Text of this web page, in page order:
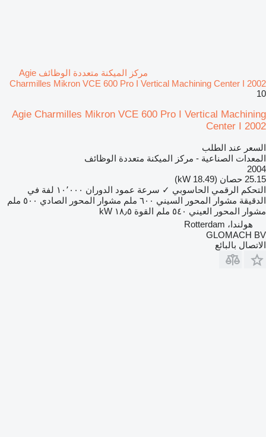
مركز الميكنة متعددة الوظائف Agie
Charmilles Mikron VCE 600 Pro I Vertical Machining Center I 2002
10
Agie Charmilles Mikron VCE 600 Pro I Vertical Machining
Center I 2002
السعر عند الطلب
المعدات الصناعية - مركز الميكنة متعددة الوظائف
2004
25.15 حصان (18.49 kW)
التحكم الرقمي الحاسوبي ✓ سرعة عمود الدوران
١٠٬٠٠٠ لفة في
الدقيقة مشوار المحور السيني ٦٠٠ ملم مشوار المحور الصادي ٥٠٠ ملم
مشوار المحور العيني ٥٤٠ ملم القوة ١٨٫٥ kW
هولندا، Rotterdam
GLOMACH BV
الاتصال بالبائع